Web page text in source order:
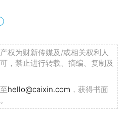
权为财新传媒及/或相关权利人
，禁止进行转载、摘编、复制及
hello@caixin.com ，获得书面